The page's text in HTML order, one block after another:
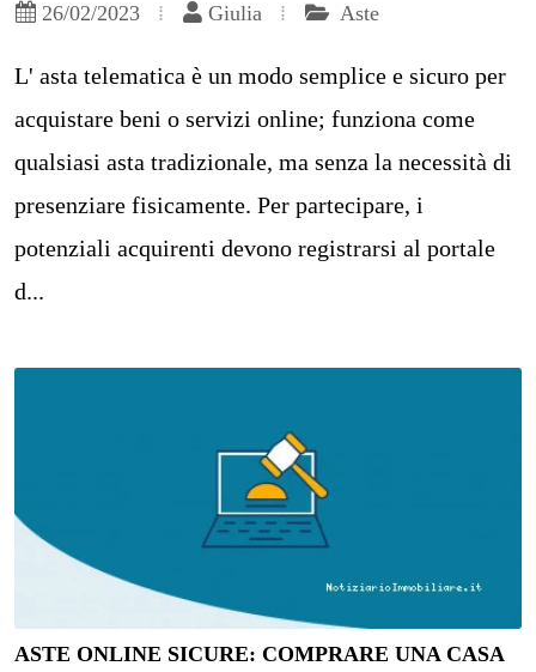
26/02/2023
Giulia Aste
L' asta telematica è un modo semplice e sicuro per
acquistare beni o servizi online; funziona come
qualsiasi asta tradizionale, ma senza la necessità di
presenziare fisicamente. Per partecipare, i
potenziali acquirenti devono registrarsi al portale
d...
ASTE ONLINE SICURE: COMPRARE UNA CASA